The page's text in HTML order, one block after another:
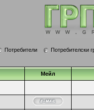
Потребители
Потребителски
Мейл